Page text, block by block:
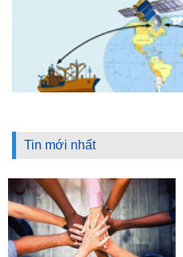
Tin mới nhất